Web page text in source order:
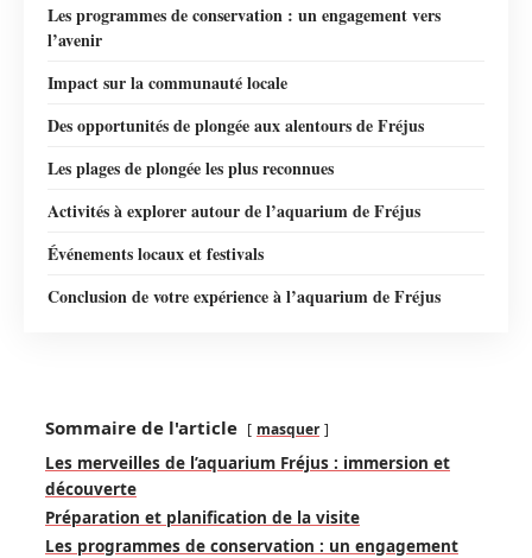
Les programmes de conservation : un engagement vers
l’avenir
Impact sur la communauté locale
Des opportunités de plongée aux alentours de Fréjus
Les plages de plongée les plus reconnues
Activités à explorer autour de l’aquarium de Fréjus
Événements locaux et festivals
Conclusion de votre expérience à l’aquarium de Fréjus
Sommaire de l'article masquer
Les merveilles de l’aquarium Fréjus : immersion et
découverte
Préparation et planification de la visite
Les programmes de conservation : un engagement